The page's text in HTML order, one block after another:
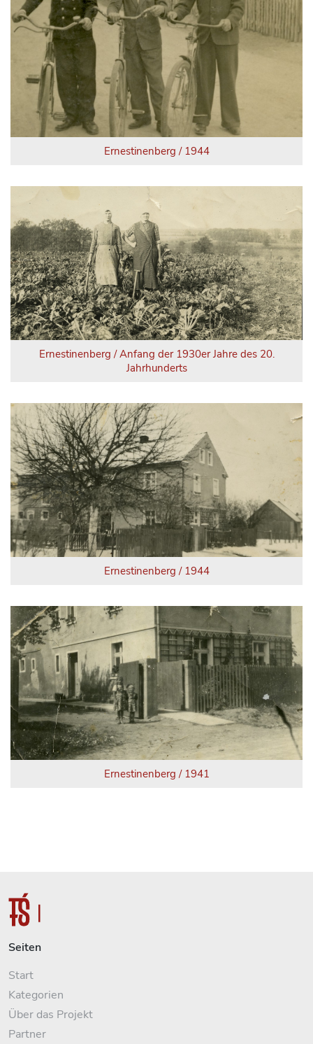
Ernestinenberg / 1944
Ernestinenberg / Anfang der 1930er Jahre des 20.
Jahrhunderts
Ernestinenberg / 1944
Ernestinenberg / 1941
Seiten
Start
Kategorien
Über das Projekt
Partner